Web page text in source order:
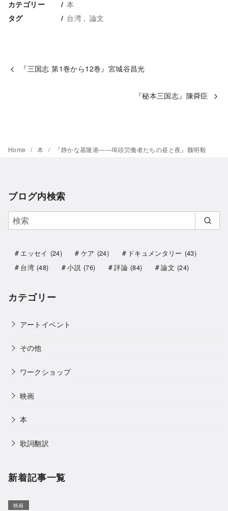
カテゴリー 本
タグ 台湾 論文
『三国志 第1巻から12巻』宮城谷昌光
『秘本三国志』陳舜臣
Home 本 『静かな基隆港――埠頭労働者たちの昼と夜』魏明毅
ブログ内検索
エッセイ (24) ケア (24) ドキュメンタリー (43)
台湾 (48) 小説 (76) 評論 (84) 論文 (24)
カテゴリー
アートイベント
その他
ワークショップ
映画
本
歌詞翻訳
新着記事一覧
映画